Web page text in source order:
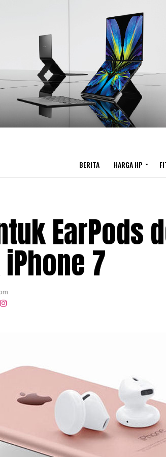
BERITA HARGA HP
EarPods
7